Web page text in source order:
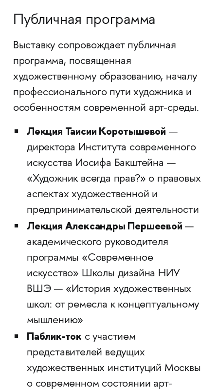
Публичная программа
Выставку сопровождает публичная
программа, посвященная
художественному образованию, началу
профессионального пути художника и
особенностям современной арт-среды.
Лекция Таисии Коротышевой —
директора Института современного
искусства Иосифа Бакштейна —
«Художник всегда прав?» о правовых
аспектах художественной и
предпринимательской деятельности
Лекция Александры Першеевой —
академического руководителя
программы «Современное
искусство» Школы дизайна НИУ
ВШЭ — «История художественных
школ: от ремесла к концептуальному
мышлению»
Паблик-ток с участием
представителей ведущих
художественных институций Москвы
о современном состоянии арт-